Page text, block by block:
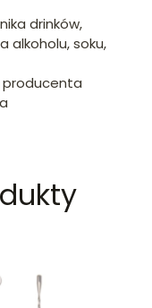
drinków,
alkoholu, soku,